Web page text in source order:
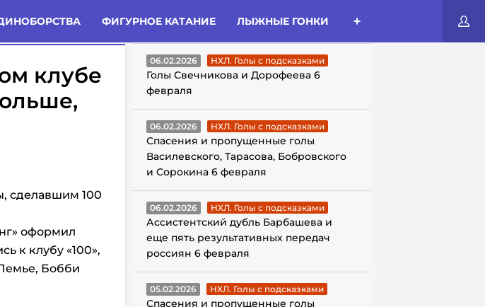
ФИГУРНОЕ КАТАНИЕ ЛЫЖНЫЕ ГОНКИ
клубе
сделавшим 100
оформил
к клубу «100»,
Бобби
ГОЛЫ С ПОДСКАЗКАМИ
06.02.2026 НХЛ. Голы с подсказками
Голы Свечникова и Дорофеева 6
февраля
06.02.2026 НХЛ. Голы с подсказками
Спасения и пропущенные голы
Василевского, Тарасова, Бобровского
и Сорокина 6 февраля
06.02.2026 НХЛ. Голы с подсказками
Ассистентский дубль Барбашева и
еще пять результативных передач
россиян 6 февраля
05.02.2026 НХЛ. Голы с подсказками
Спасения и пропущенные голы